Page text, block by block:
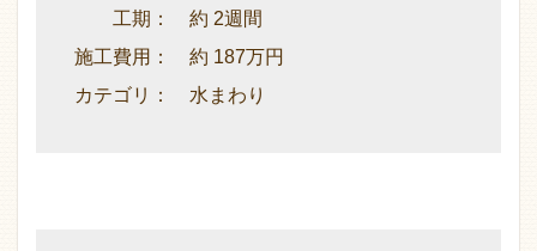
工期： 約 2週間
施工費用： 約 187万円
カテゴリ： 水まわり